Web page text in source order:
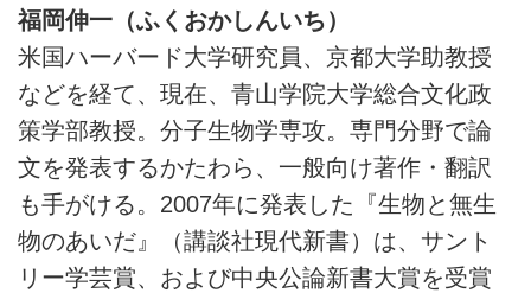
福岡伸一（ふくおかしんいち）
米国ハーバード大学研究員、京都大学助教授
などを経て、現在、青山学院大学総合文化政
策学部教授。分子生物学専攻。専門分野で論
文を発表するかたわら、一般向け著作・翻訳
も手がける。2007年に発表した『生物と無生
物のあいだ』（講談社現代新書）は、サント
リー学芸賞、および中央公論新書大賞を受賞